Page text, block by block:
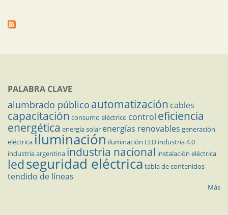
PALABRA CLAVE
alumbrado público automatización cables
capacitación consumo eléctrico control eficiencia
energética energía solar energías renovables generación
eléctricailuminación iluminación LED industria 4.0
industria argentina industria nacional instalación eléctrica
ledseguridad eléctrica tabla de contenidos
tendido de líneas
Más